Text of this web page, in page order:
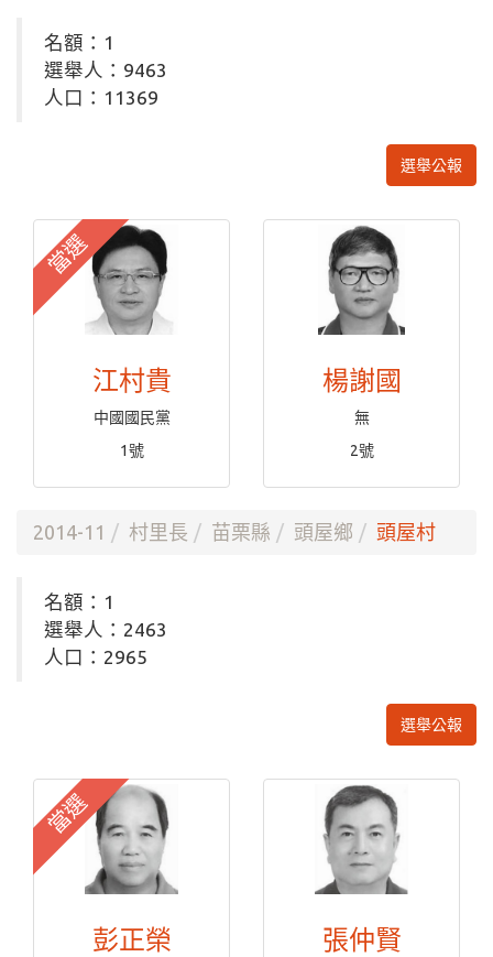
名額：1
選舉人：9463
人口：11369
選舉公報
當選
江村貴
中國國民黨
1號
楊謝國
無
2號
2014-11 村里長 苗栗縣 頭屋鄉 頭屋村
名額：1
選舉人：2463
人口：2965
選舉公報
當選
彭正榮 張仲賢